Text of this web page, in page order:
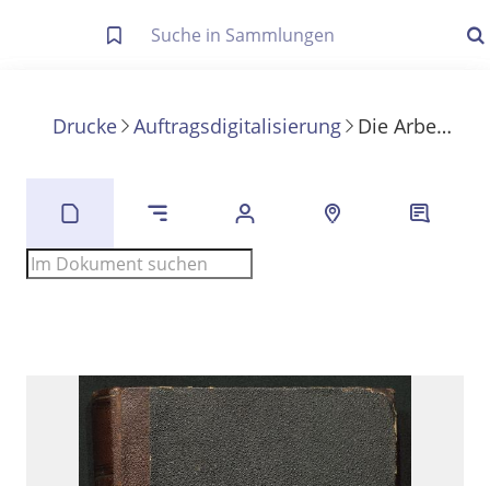
Die letzte Trefferliste besteht aus Ihrer letzten Suche, samt
Anzeigen
Zuletzt gesucht
Drucke Auftragsdigitalisierung Die Arbeiterfrage unter dem Gesichtspunkte des Vereinsrechtes